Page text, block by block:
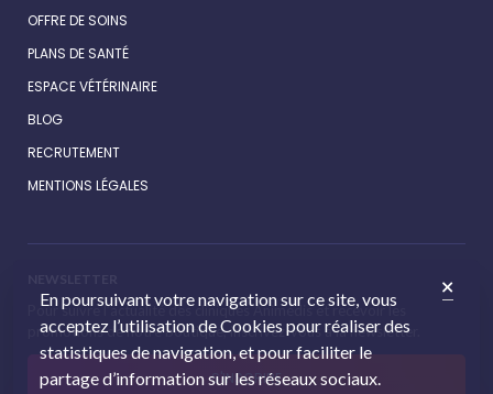
OFFRE DE SOINS
PLANS DE SANTÉ
ESPACE VÉTÉRINAIRE
BLOG
RECRUTEMENT
MENTIONS LÉGALES
Pour suivre l’actualité des cliniques Animédis et recevoir les
promotions de notre boutique, inscrivez-vous à la newsletter.
S'INSCRIRE
En poursuivant votre navigation sur ce site, vous
acceptez l’utilisation de Cookies pour réaliser des
statistiques de navigation, et pour faciliter le
partage d’information sur les réseaux sociaux.